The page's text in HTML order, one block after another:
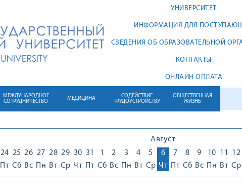
УНИВЕРСИТЕТ
ИНФОРМАЦИЯ ДЛЯ
СВЕДЕНИЯ ОБ ОБРАЗОВАТЕЛЬНОЙ
КОНТАКТЫ
ОНЛАЙН ОПЛАТА
МЕЖДУНАРОДНОЕ
СОТРУДНИЧЕСТВО
МЕДИЦИНА
СОДЕЙСТВИЕ
ТРУДОУСТРОЙСТВУ
ОБЩЕСТВЕННАЯ
ЖИЗНЬ
Август
24
Пт
25
Сб
26
Вс
27
Пн
28
Вт
29
Ср
30
Чт
31
Пт
1
Сб
2
Вс
3
Пн
4
Вт
5
Ср
6
Чт
7
Пт
8
Сб
9
Вс
10
Пн
11
Вт
12
Ср